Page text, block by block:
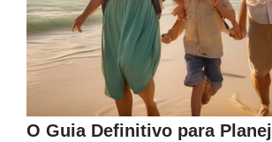
O Guia Definitivo para